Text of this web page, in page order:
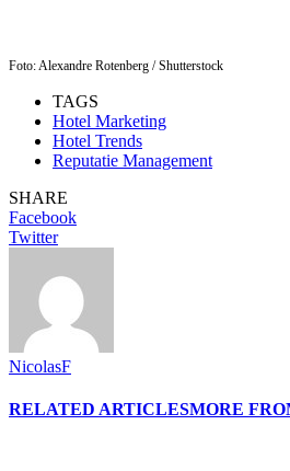
Foto: Alexandre Rotenberg / Shutterstock
TAGS
Hotel Marketing
Hotel Trends
Reputatie Management
SHARE
Facebook
Twitter
NicolasF
RELATED ARTICLESMORE